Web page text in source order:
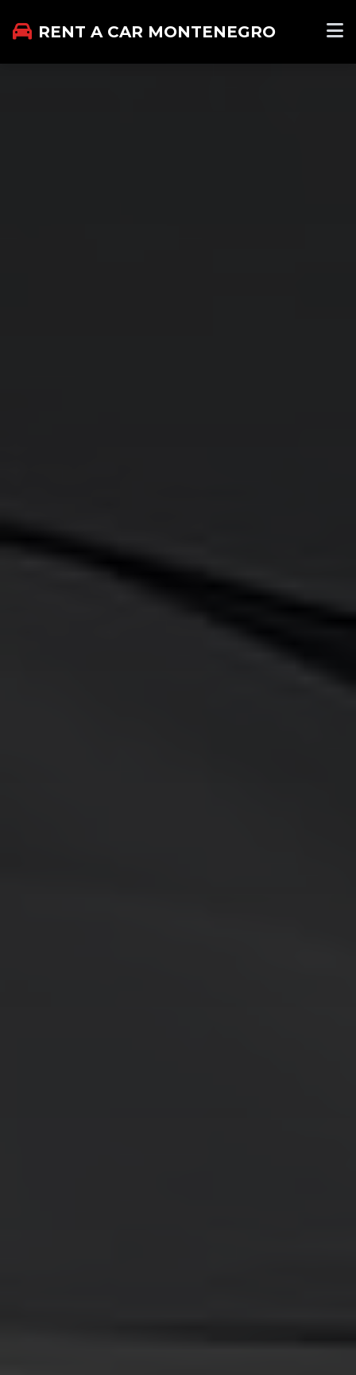
RENT A CAR MONTENEGRO